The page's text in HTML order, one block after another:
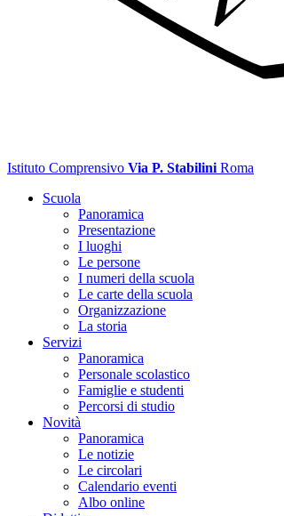
Istituto Comprensivo Via P. Stabilini Roma
Scuola
Panoramica
Presentazione
I luoghi
Le persone
I numeri della scuola
Le carte della scuola
Organizzazione
La storia
Servizi
Panoramica
Personale scolastico
Famiglie e studenti
Percorsi di studio
Novità
Panoramica
Le notizie
Le circolari
Calendario eventi
Albo online